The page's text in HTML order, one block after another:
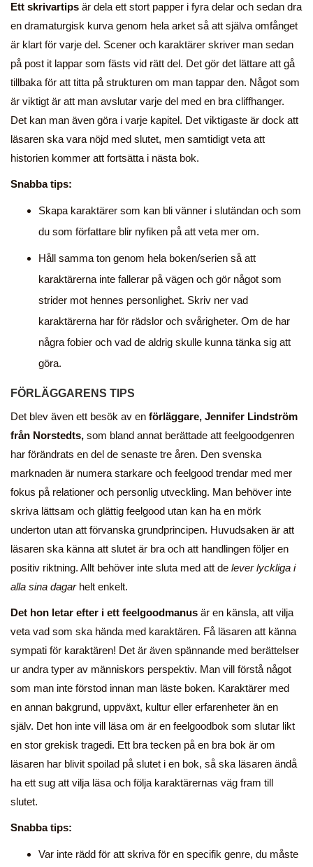
Ett skrivartips är dela ett stort papper i fyra delar och sedan dra
en dramaturgisk kurva genom hela arket så att själva omfånget
är klart för varje del. Scener och karaktärer skriver man sedan
på post it lappar som fästs vid rätt del. Det gör det lättare att gå
tillbaka för att titta på strukturen om man tappar den. Något som
är viktigt är att man avslutar varje del med en bra cliffhanger.
Det kan man även göra i varje kapitel. Det viktigaste är dock att
läsaren ska vara nöjd med slutet, men samtidigt veta att
historien kommer att fortsätta i nästa bok.
Snabba tips:
Skapa karaktärer som kan bli vänner i slutändan och som
du som författare blir nyfiken på att veta mer om.
Håll samma ton genom hela boken/serien så att
karaktärerna inte fallerar på vägen och gör något som
strider mot hennes personlighet. Skriv ner vad
karaktärerna har för rädslor och svårigheter. Om de har
några fobier och vad de aldrig skulle kunna tänka sig att
göra.
FÖRLÄGGARENS TIPS
Det blev även ett besök av en förläggare, Jennifer Lindström
från Norstedts, som bland annat berättade att feelgoodgenren
har förändrats en del de senaste tre åren. Den svenska
marknaden är numera starkare och feelgood trendar med mer
fokus på relationer och personlig utveckling. Man behöver inte
skriva lättsam och glättig feelgood utan kan ha en mörk
underton utan att förvanska grundprincipen. Huvudsaken är att
läsaren ska känna att slutet är bra och att handlingen följer en
positiv riktning. Allt behöver inte sluta med att de lever lyckliga i
alla sina dagarhelt enkelt.
Det hon letar efter i ett feelgoodmanus är en känsla, att vilja
veta vad som ska hända med karaktären. Få läsaren att känna
sympati för karaktären! Det är även spännande med berättelser
ur andra typer av människors perspektiv. Man vill förstå något
som man inte förstod innan man läste boken. Karaktärer med
en annan bakgrund, uppväxt, kultur eller erfarenheter än en
själv. Det hon inte vill läsa om är en feelgoodbok som slutar likt
en stor grekisk tragedi. Ett bra tecken på en bra bok är om
läsaren har blivit spoilad på slutet i en bok, så ska läsaren ändå
ha ett sug att vilja läsa och följa karaktärernas väg fram till
slutet.
Snabba tips:
Var inte rädd för att skriva för en specifik genre, du måste